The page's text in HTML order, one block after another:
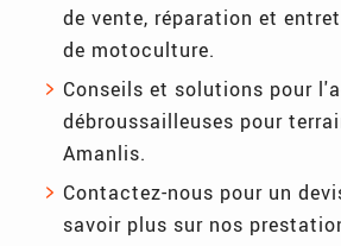
de vente, réparation et
de motoculture.
Conseils et solutions pour
débroussailleuses pour
Amanlis.
Contactez-nous pour un
savoir plus sur nos